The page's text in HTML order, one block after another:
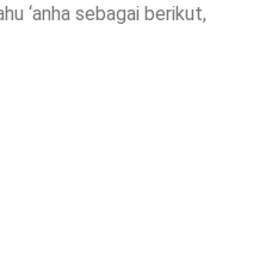
‘anha sebagai berikut,